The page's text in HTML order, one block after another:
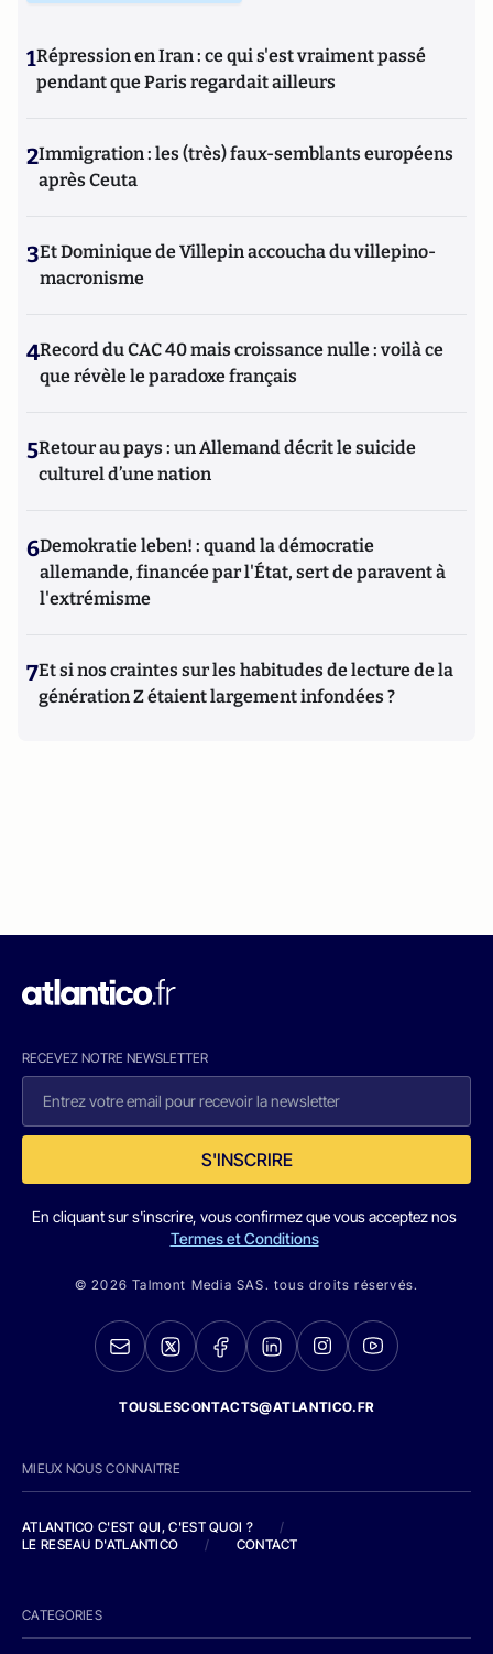
1Répression en Iran : ce qui s'est vraiment passé
pendant que Paris regardait ailleurs
2Immigration : les (très) faux-semblants européens
après Ceuta
3Et Dominique de Villepin accoucha du villepino-
macronisme
4Record du CAC 40 mais croissance nulle : voilà ce
que révèle le paradoxe français
5Retour au pays : un Allemand décrit le suicide
culturel d’une nation
6Demokratie leben! : quand la démocratie
allemande, financée par l'État, sert de paravent à
l'extrémisme
7Et si nos craintes sur les habitudes de lecture de la
génération Z étaient largement infondées ?
RECEVEZ NOTRE NEWSLETTER
S'INSCRIRE
En cliquant sur s'inscrire, vous confirmez que vous acceptez nos
Termes et Conditions
© 2026 Talmont Media SAS. tous droits réservés.
TOUSLESCONTACTS@ATLANTICO.FR
MIEUX NOUS CONNAITRE
ATLANTICO C'EST QUI, C'EST QUOI ?
/
LE RESEAU D'ATLANTICO
/ CONTACT
CATEGORIES